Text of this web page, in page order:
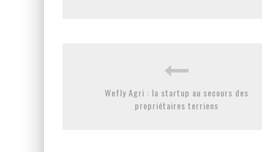
Wefly Agri : la startup au secours des
propriétaires terriens